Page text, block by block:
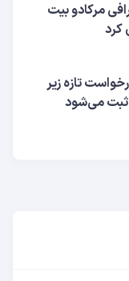
صرافی مرکادو بیت
کرد
تازه زیر